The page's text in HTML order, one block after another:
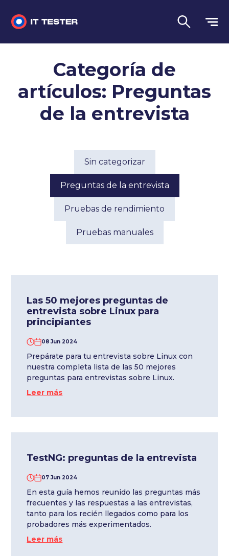
Preguntas de la entrevista
Categoría de
artículos: Preguntas
de la entrevista
Sin categorizar
Preguntas de la entrevista
Pruebas de rendimiento
Pruebas manuales
Las 50 mejores preguntas de
entrevista sobre Linux para
principiantes
08 Jun 2024
Prepárate para tu entrevista sobre Linux con
nuestra completa lista de las 50 mejores
preguntas para entrevistas sobre Linux.
Leer más
TestNG: preguntas de la entrevista
07 Jun 2024
En esta guía hemos reunido las preguntas más
frecuentes y las respuestas a las entrevistas,
tanto para los recién llegados como para los
probadores más experimentados.
Leer más